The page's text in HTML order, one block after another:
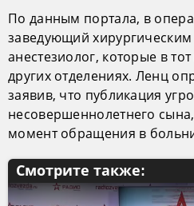
По данным портала, в
заведующий
анестезиолог, которые в
других отделениях. Ленц
заявив, что публикация
несовершеннолетнего
момент обращения в
Смотрите также: